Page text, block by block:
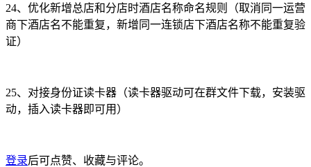
24、优化新增总店和分店时酒店名称命名规则（取消同一运营
商下酒店名不能重复，新增同一连锁店下酒店名称不能重复验
证）
25、对接身份证读卡器（读卡器驱动可在群文件下载，安装驱
动，插入读卡器即可用）
登录后可点赞、收藏与评论。